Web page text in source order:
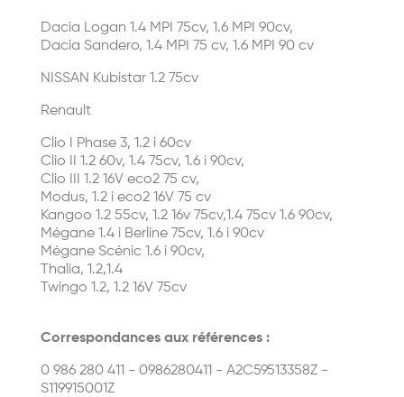
Dacia Logan 1.4 MPI 75cv, 1.6 MPI 90cv,
Dacia Sandero, 1.4 MPI 75 cv, 1.6 MPI 90 cv
NISSAN Kubistar 1.2 75cv
Renault
Clio I Phase 3, 1.2 i 60cv
Clio II 1.2 60v, 1.4 75cv, 1.6 i 90cv,
Clio III 1.2 16V eco2 75 cv,
Modus, 1.2 i eco2 16V 75 cv
Kangoo 1.2 55cv, 1.2 16v 75cv,1.4 75cv 1.6 90cv,
Mégane 1.4 i Berline 75cv, 1.6 i 90cv
Mégane Scénic 1.6 i 90cv,
Thalia, 1.2,1.4
Twingo 1.2, 1.2 16V 75cv
Correspondances aux références :
0 986 280 411 - 0986280411 - A2C59513358Z -
S119915001Z